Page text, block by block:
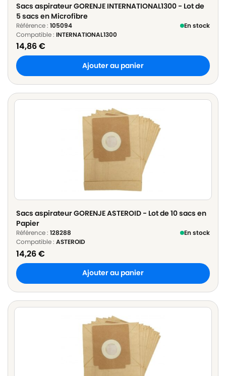
Sacs aspirateur GORENJE INTERNATIONAL1300 - Lot de
5 sacs en Microfibre
Référence : 105094
En stock
Compatible : INTERNATIONAL1300
14,86€
Ajouter au panier
Sacs aspirateur GORENJE ASTEROID - Lot de 10 sacs en
Papier
Référence : 128288
En stock
Compatible : ASTEROID
14,26€
Ajouter au panier